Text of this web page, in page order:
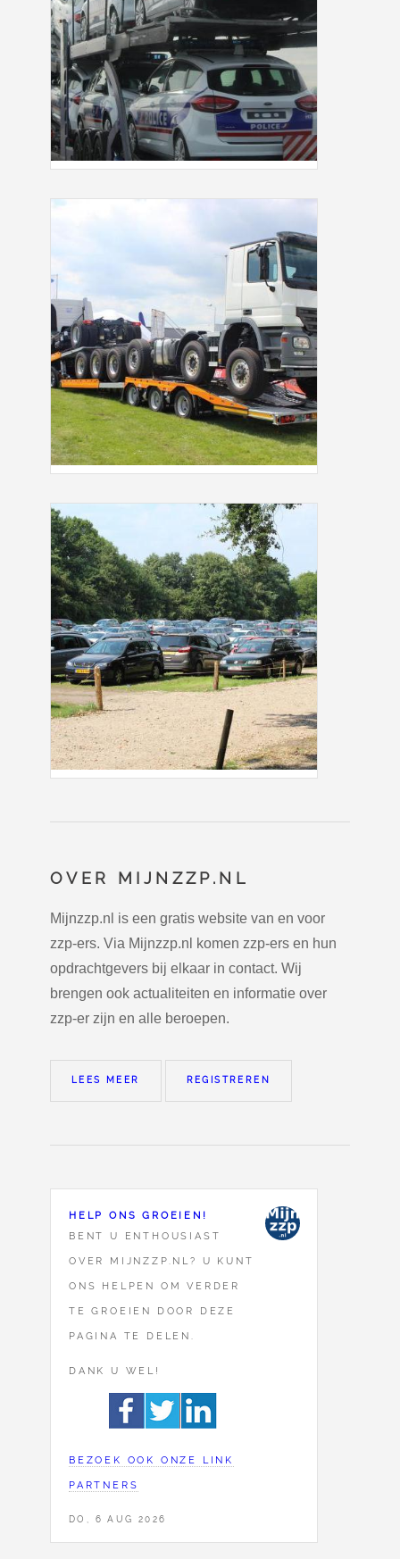
OVER MIJNZZP.NL
Mijnzzp.nl is een gratis website van en voor
zzp-ers. Via Mijnzzp.nl komen zzp-ers en hun
opdrachtgevers bij elkaar in contact. Wij
brengen ook actualiteiten en informatie over
zzp-er zijn en alle beroepen.
LEES MEER REGISTREREN
HELP ONS GROEIEN!
BENT U ENTHOUSIAST
OVER MIJNZZP.NL? U KUNT
ONS HELPEN OM VERDER
TE GROEIEN DOOR DEZE
PAGINA TE DELEN.
DANK U WEL!
BEZOEK OOK ONZE LINK
PARTNERS
DO, 6 AUG 2026